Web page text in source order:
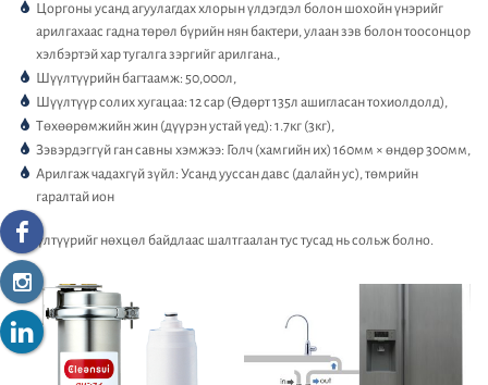
Цоргоны усанд агуулагдах хлорын үлдэгдэл болон шохойн үнэрийг
арилгахаас гадна төрөл бүрийн нян бактери, улаан зэв болон тоосонцор
хэлбэртэй хар тугалга зэргийг арилгана.,
Шүүлтүүрийн багтаамж: 50,000л,
Шүүлтүүр солих хугацаа: 12 сар (Өдөрт 135л ашигласан тохиолдолд),
Төхөөрөмжийн жин (дүүрэн устай үед): 1.7кг (3кг),
Зэвэрдэггүй ган савны хэмжээ: Голч (хамгийн их) 160мм × өндөр 300мм,
Арилгаж чадахгүй зүйл: Усанд ууссан давс (далайн ус), төмрийн
гаралтай ион
Шүүлтүүрийг нөхцөл байдлаас шалтгаалан тус тусад нь сольж болно.